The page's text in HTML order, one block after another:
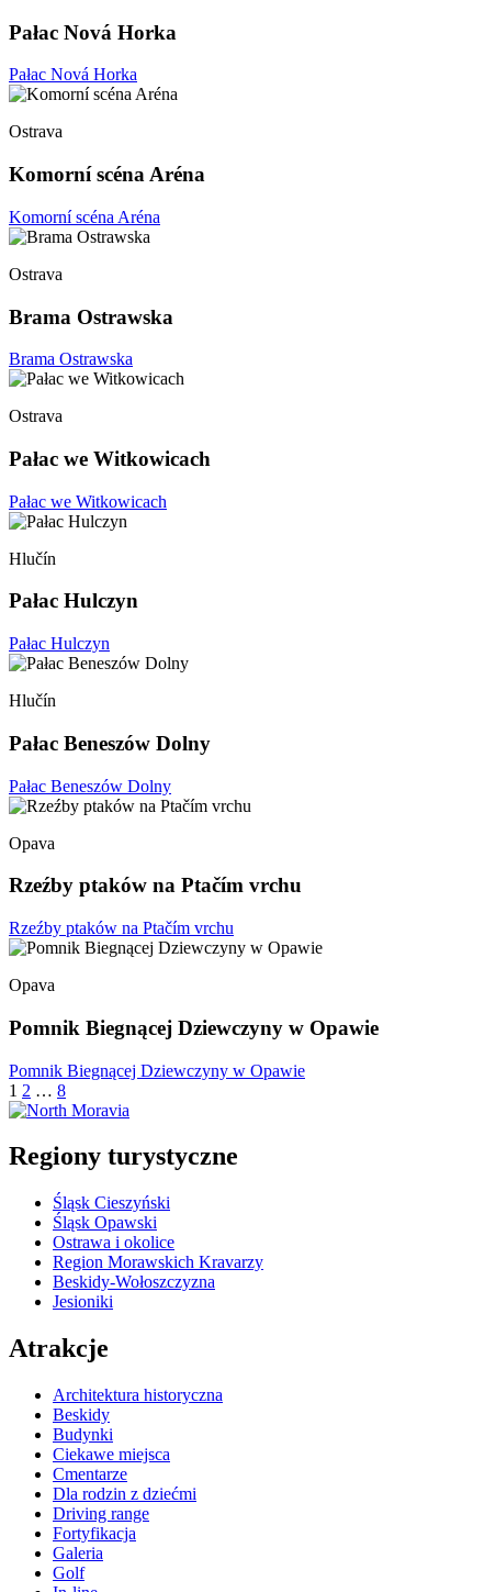
Pałac Nová Horka
Pałac Nová Horka
Ostrava
Komorní scéna Aréna
Komorní scéna Aréna
Ostrava
Brama Ostrawska
Brama Ostrawska
Ostrava
Pałac we Witkowicach
Pałac we Witkowicach
Hlučín
Pałac Hulczyn
Pałac Hulczyn
Hlučín
Pałac Beneszów Dolny
Pałac Beneszów Dolny
Opava
Rzeźby ptaków na Ptačím vrchu
Rzeźby ptaków na Ptačím vrchu
Opava
Pomnik Biegnącej Dziewczyny w Opawie
Pomnik Biegnącej Dziewczyny w Opawie
Stronicowanie
wpisów
1 2 … 8
Regiony turystyczne
Śląsk Cieszyński
Śląsk Opawski
Ostrawa i okolice
Region Morawskich Kravarzy
Beskidy-Wołoszczyzna
Jesioniki
Atrakcje
Architektura historyczna
Beskidy
Budynki
Ciekawe miejsca
Cmentarze
Dla rodzin z dziećmi
Driving range
Fortyfikacja
Galeria
Golf